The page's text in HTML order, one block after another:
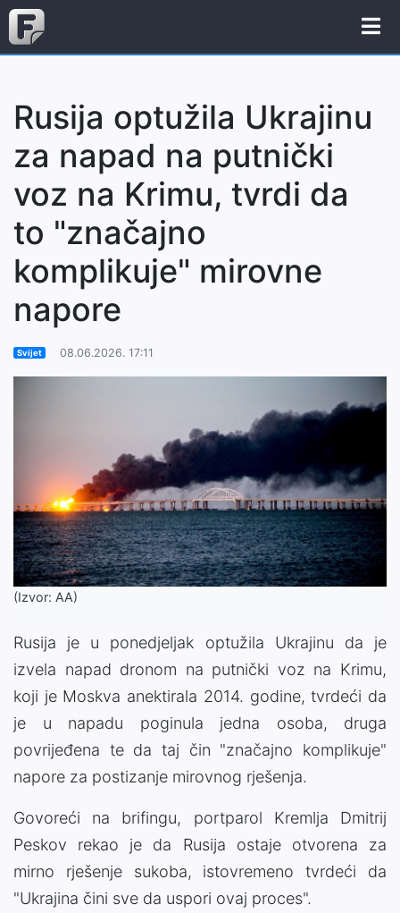
Rusija optužila Ukrajinu
za napad na putnički
voz na Krimu, tvrdi da
to "značajno
komplikuje" mirovne
napore
Svijet 08.06.2026. 17:11
(Izvor: AA)
Rusija je u ponedjeljak optužila Ukrajinu da je
izvela napad dronom na putnički voz na Krimu,
koji je Moskva anektirala 2014. godine, tvrdeći da
je u napadu poginula jedna osoba, druga
povrijeđena te da taj čin "značajno komplikuje"
napore za postizanje mirovnog rješenja.
Govoreći na brifingu, portparol Kremlja Dmitrij
Peskov rekao je da Rusija ostaje otvorena za
mirno rješenje sukoba, istovremeno tvrdeći da
"Ukrajina čini sve da uspori ovaj proces".